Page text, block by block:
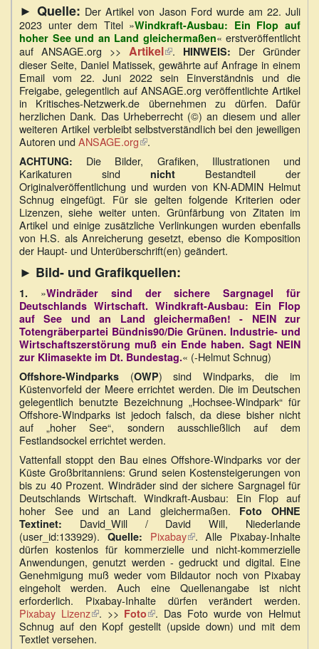
► Quelle: Der Artikel von Jason Ford wurde am 22. Juli
2023 unter dem Titel »Windkraft-Ausbau: Ein Flop auf
hoher See und an Land gleichermaßen« erstveröffentlicht
auf ANSAGE.org >> Artikel(Link
ist
extern)
. HINWEIS: Der Gründer
dieser Seite, Daniel Matissek, gewährte auf Anfrage in einem
Email vom 22. Juni 2022 sein Einverständnis und die
Freigabe, gelegentlich auf ANSAGE.org veröffentlichte Artikel
in Kritisches-Netzwerk.de übernehmen zu dürfen. Dafür
herzlichen Dank. Das Urheberrecht (©) an diesem und aller
weiteren Artikel verbleibt selbstverständlich bei den jeweiligen
Autoren und ANSAGE.org(Link
extern)
.
ACHTUNG: Die Bilder, Grafiken, Illustrationen und
Karikaturen sind nicht Bestandteil der
Originalveröffentlichung und wurden von KN-ADMIN Helmut
Schnug eingefügt. Für sie gelten folgende Kriterien oder
Lizenzen, siehe weiter unten. Grünfärbung von Zitaten im
Artikel und einige zusätzliche Verlinkungen wurden ebenfalls
von H.S. als Anreicherung gesetzt, ebenso die Komposition
der Haupt- und Unterüberschrift(en) geändert.
► Bild- und Grafikquellen:
1. »Windräder sind der sichere Sargnagel für
Deutschlands Wirtschaft. Windkraft-Ausbau: Ein Flop
auf See und an Land gleichermaßen! - NEIN zur
Totengräberpartei Bündnis90/Die Grünen. Industrie- und
Wirtschaftszerstörung muß ein Ende haben. Sagt NEIN
zur Klimasekte im Dt. Bundestag.« (-Helmut Schnug)
Offshore-Windparks (OWP) sind Windparks, die im
Küstenvorfeld der Meere errichtet werden. Die im Deutschen
gelegentlich benutzte Bezeichnung „Hochsee-Windpark“ für
Offshore-Windparks ist jedoch falsch, da diese bisher nicht
auf „hoher See“, sondern ausschließlich auf dem
Festlandsockel errichtet werden.
Vattenfall stoppt den Bau eines Offshore-Windparks vor der
Küste Großbritanniens: Grund seien Kostensteigerungen von
bis zu 40 Prozent. Windräder sind der sichere Sargnagel für
Deutschlands Wirtschaft. Windkraft-Ausbau: Ein Flop auf
hoher See und an Land gleichermaßen. Foto OHNE
Textinet: David_Will / David Will, Niederlande
(user_id:133929). Quelle: Pixabay(Link
ist
extern)
. Alle Pixabay-Inhalte
dürfen kostenlos für kommerzielle und nicht-kommerzielle
Anwendungen, genutzt werden - gedruckt und digital. Eine
Genehmigung muß weder vom Bildautor noch von Pixabay
eingeholt werden. Auch eine Quellenangabe ist nicht
erforderlich. Pixabay-Inhalte dürfen verändert werden.
Pixabay Lizenz(Link
ist
extern)
. >> Foto(Link
ist
. Das Foto wurde von Helmut
Schnug auf den Kopf gestellt (upside down) und mit dem
Textlet versehen.